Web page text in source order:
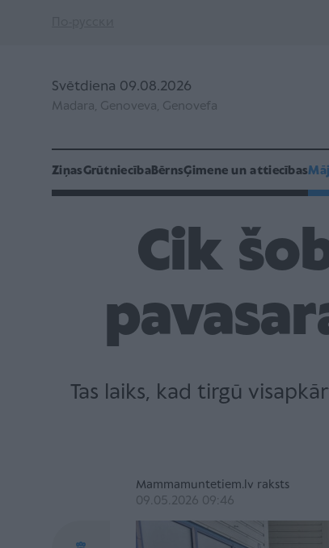
Svētdiena 09.08.2026
Madara, Genoveva, Genovefa
ZiņasGrūtniecībaBērnsĢimene un attiecības
Cik
Tas laiks, kad tirgū
Mammamuntetiem.lv raksts
09.05.2026 09:46